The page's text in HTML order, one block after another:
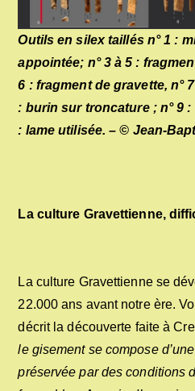
Outils en silex taillés n° 1 :
appointée; n° 3 à 5 :
6 : fragment de gravette, n°
: burin sur troncature ; n° 9
: lame utilisée. – © Jean-
La culture Gravettienne,
La culture Gravettienne se
22.000 ans avant notre ère.
décrit la découverte faite à
le gisement se compose
préservée par des conditions